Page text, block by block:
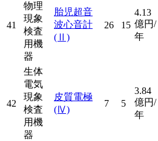
41
物理
現象
検査
用機
器
胎児超音
波心音計
(Ⅱ)
26 15
4.13
億円/
年
42
生体
電気
現象
検査
用機
器
皮質電極
(Ⅳ)
7 5
3.84
億円/
年